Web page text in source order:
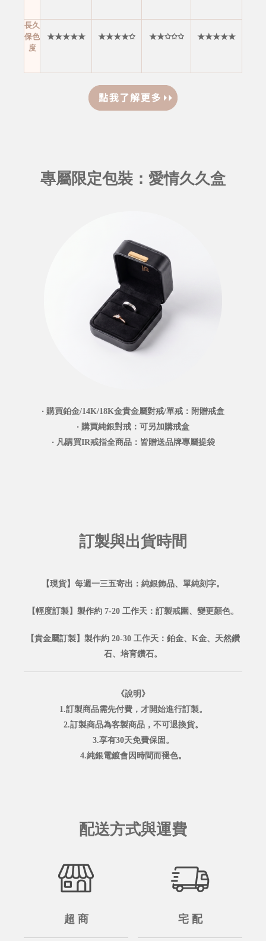
長久
保色
度
★★★★★ ★★★★✩ ★★✩✩✩ ★★★★★
專屬限定包裝：愛情久久盒
‧ 購買鉑金/14K/18K金貴金屬對戒/單戒：附贈戒盒
‧ 購買純銀對戒：可另加購戒盒
‧ 凡購買IR戒指全商品：皆贈送品牌專屬提袋
訂製與出貨時間
【現貨】每週一三五寄出：純銀飾品、單純刻字。
【輕度訂製】製作約 7-20 工作天：訂製戒圍、變更顏色。
【貴金屬訂製】製作約 20-30 工作天：鉑金、K金、天然鑽
石、培育鑽石。
《說明》
1.訂製商品需先付費，才開始進行訂製。
2.訂製商品為客製商品，不可退換貨。
3.享有30天免費保固。
4.純銀電鍍會因時間而褪色。
配送方式與運費
超 商 宅 配